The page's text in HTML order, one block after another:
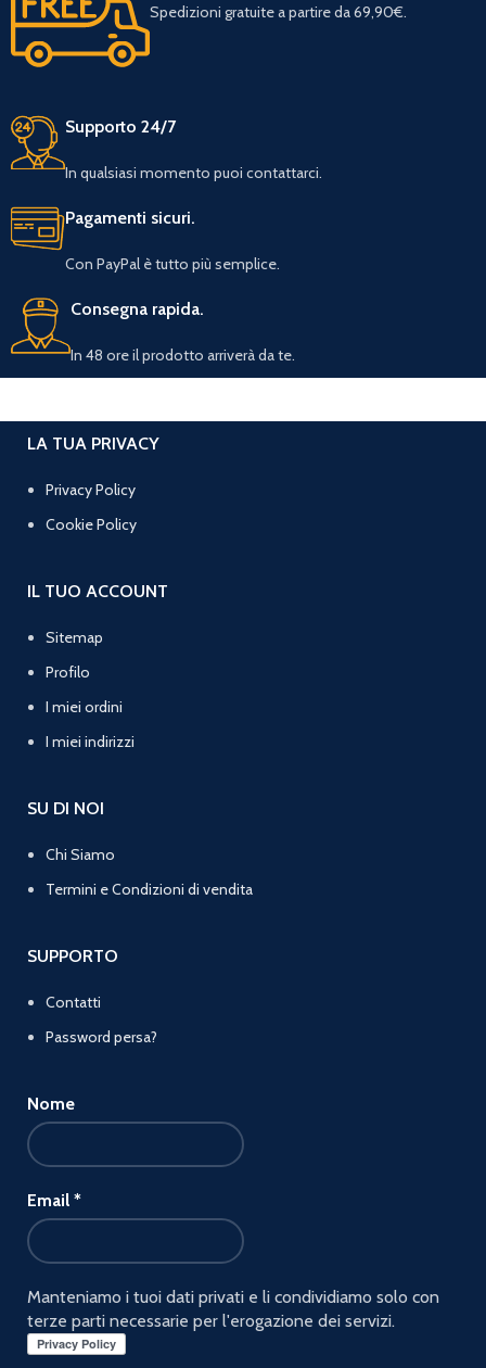
Spedizioni gratuite a partire da 69,90€.
Supporto 24/7
In qualsiasi momento puoi contattarci.
Pagamenti sicuri.
Con PayPal è tutto più semplice.
Consegna rapida.
In 48 ore il prodotto arriverà da te.
LA TUA PRIVACY
Privacy Policy
Cookie Policy
IL TUO ACCOUNT
Sitemap
Profilo
I miei ordini
I miei indirizzi
SU DI NOI
Chi Siamo
Termini e Condizioni di vendita
SUPPORTO
Contatti
Password persa?
Nome
Email *
Manteniamo i tuoi dati privati e li condividiamo solo con
terze parti necessarie per l'erogazione dei servizi.